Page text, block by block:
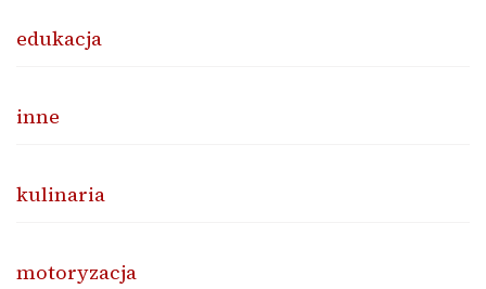
edukacja
inne
kulinaria
motoryzacja